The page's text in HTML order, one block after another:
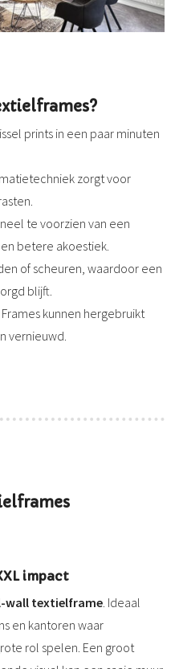
prints in een paar minuten
zorgt voor
te voorzien van een
betere akoestiek.
of scheuren, waardoor een
blijft.
kunnen hergebruikt
vernieuwd.
impact
wall textielframe. Ideaal
en kantoren waar
rol spelen. Een groot